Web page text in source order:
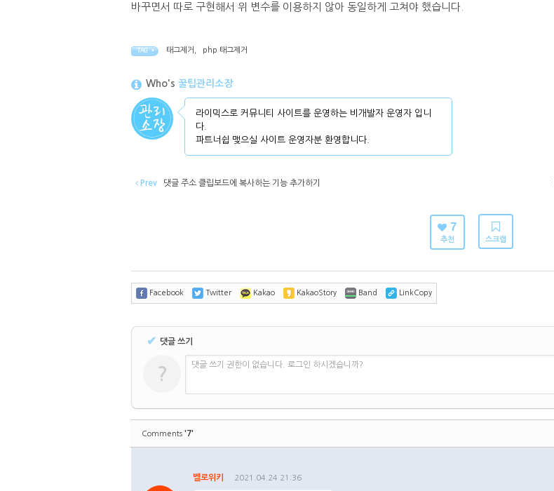
바꾸면서 따로 구현해서 위 변수를 이용하지 않아 동일하게 고쳐야 했습니다.
TAG • 태그제거 php 태그제거
Who's 꿀팁관리소장
라이믹스로 커뮤니티 사이트를 운영하는 비개발자 운영자 입니
다.
파트너쉽 맺으실 사이트 운영자분 환영합니다.
Prev 댓글 주소 클립보드에 복사하는 기능 추가하기
7
추천 스크랩
Facebook Twitter Kakao KakaoStory Band LinkCopy
✔ 댓글 쓰기
? 댓글 쓰기 권한이 없습니다. 로그인 하시겠습니까?
Comments '7'
벨로위키 2021.04.24 21:36